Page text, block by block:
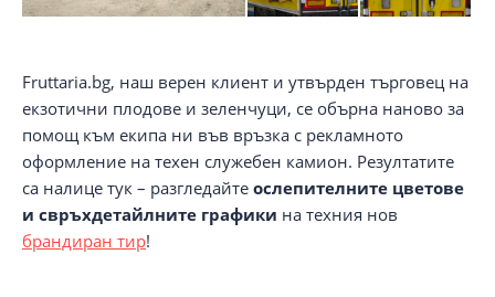
Fruttaria.bg, наш верен клиент и утвърден търговец на
екзотични плодове и зеленчуци, се обърна наново за
помощ към екипа ни във връзка с рекламното
оформление на техен служебен камион. Резултатите
са налице тук – разгледайте ослепителните цветове
и свръхдетайлните графики на техния нов
брандиран тир!